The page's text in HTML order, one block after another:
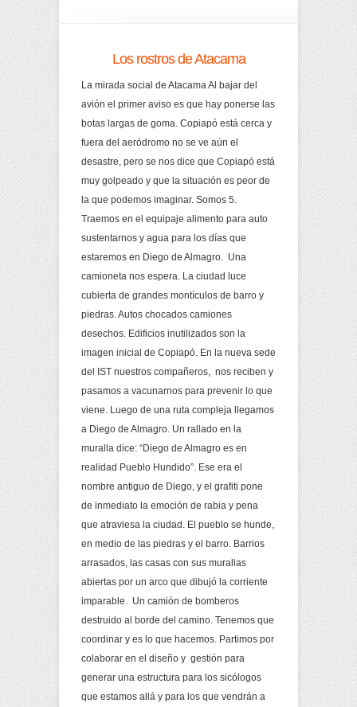
Los rostros de Atacama
La mirada social de Atacama Al bajar del
avión el primer aviso es que hay ponerse las
botas largas de goma. Copiapó está cerca y
fuera del aeródromo no se ve aún el
desastre, pero se nos dice que Copiapó está
muy golpeado y que la situación es peor de
la que podemos imaginar. Somos 5.
Traemos en el equipaje alimento para auto
sustentarnos y agua para los días que
estaremos en Diego de Almagro. Una
camioneta nos espera. La ciudad luce
cubierta de grandes montículos de barro y
piedras. Autos chocados camiones
desechos. Edificios inutilizados son la
imagen inicial de Copiapó. En la nueva sede
del IST nuestros compañeros, nos reciben y
pasamos a vacunarnos para prevenir lo que
viene. Luego de una ruta compleja llegamos
a Diego de Almagro. Un rallado en la
muralla dice: “Diego de Almagro es en
realidad Pueblo Hundido”. Ese era el
nombre antiguo de Diego, y el grafiti pone
de inmediato la emoción de rabia y pena
que atraviesa la ciudad. El pueblo se hunde,
en medio de las piedras y el barro. Barrios
arrasados, las casas con sus murallas
abiertas por un arco que dibujó la corriente
imparable. Un camión de bomberos
destruido al borde del camino. Tenemos que
coordinar y es lo que hacemos. Partimos por
colaborar en el diseño y gestión para
generar una estructura para los sicólogos
que estamos allá y para los que vendrán a